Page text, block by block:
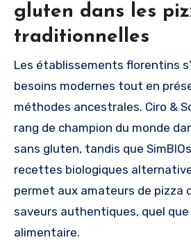
gluten dans les
traditionnelles
Les établissements florentins
besoins modernes tout en
méthodes ancestrales. Ciro &
rang de champion du monde
sans gluten, tandis que
recettes biologiques
permet aux amateurs de pizza
saveurs authentiques, quel
alimentaire.